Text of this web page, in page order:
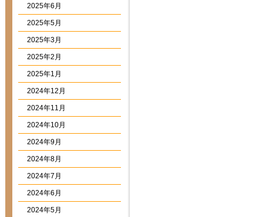
2025年6月
2025年5月
2025年3月
2025年2月
2025年1月
2024年12月
2024年11月
2024年10月
2024年9月
2024年8月
2024年7月
2024年6月
2024年5月